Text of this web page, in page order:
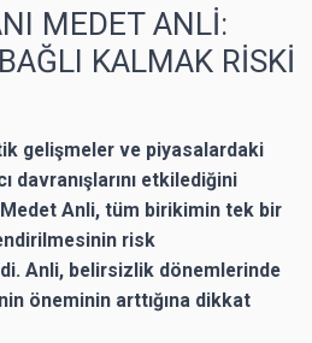
MEDET ANLİ:
KALMAK RİSKİ
gelişmeler ve piyasalardaki
davranışlarını etkilediğini
Medet Anli, tüm birikimin tek bir
risk
Anli, belirsizlik dönemlerinde
öneminin arttığına dikkat